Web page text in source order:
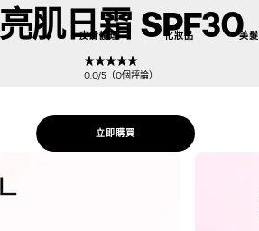
皮膚護理 化妝品 美髮
亮肌日霜 SPF30
0.0/5（0個評論）
立即購買